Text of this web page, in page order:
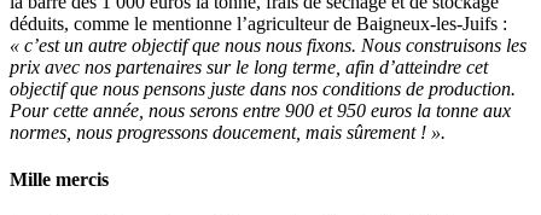
déduits, comme le mentionne l’agriculteur de Baigneux-les-Juifs :
« c’est un autre objectif que nous nous fixons. Nous construisons les
prix avec nos partenaires sur le long terme, afin d’atteindre cet
objectif que nous pensons juste dans nos conditions de production.
Pour cette année, nous serons entre 900 et 950 euros la tonne aux
normes, nous progressons doucement, mais sûrement ! ».
Mille mercis